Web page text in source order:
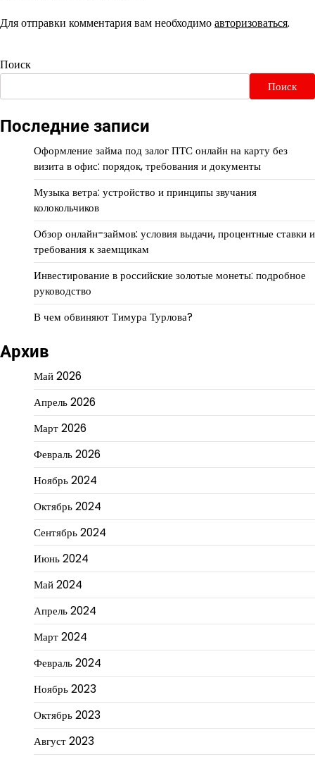
Для отправки комментария вам необходимоавторизоваться.
Поиск
Поиск
Последние записи
Оформление займа под залог ПТС онлайн на карту без
визита в офис: порядок, требования и документы
Музыка ветра: устройство и принципы звучания
колокольчиков
Обзор онлайн-займов: условия выдачи, процентные ставки и
требования к заемщикам
Инвестирование в российские золотые монеты: подробное
руководство
В чем обвиняют Тимура Турлова?
Архив
Май 2026
Апрель 2026
Март 2026
Февраль 2026
Ноябрь 2024
Октябрь 2024
Сентябрь 2024
Июнь 2024
Май 2024
Апрель 2024
Март 2024
Февраль 2024
Ноябрь 2023
Октябрь 2023
Август 2023